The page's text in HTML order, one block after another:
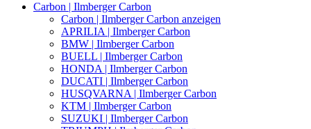
Carbon | Ilmberger Carbon
Carbon | Ilmberger Carbon anzeigen
APRILIA | Ilmberger Carbon
BMW | Ilmberger Carbon
BUELL | Ilmberger Carbon
HONDA | Ilmberger Carbon
DUCATI | Ilmberger Carbon
HUSQVARNA | Ilmberger Carbon
KTM | Ilmberger Carbon
SUZUKI | Ilmberger Carbon